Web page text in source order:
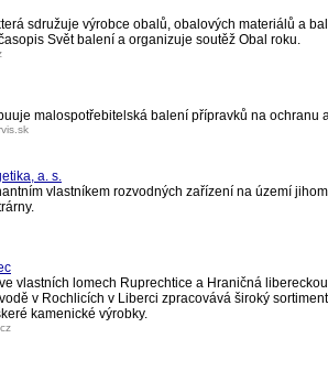
sdružuje výrobce obalů, obalových materiálů a
Svět balení a organizuje soutěž Obal roku.
malospotřebitelská balení přípravků na ochranu
a. s.
vlastníkem rozvodných zařízení na území
ve vlastních lomech Ruprechtice a Hraničná
v Rochlicích v Liberci zpracovává široký
kamenické výrobky.